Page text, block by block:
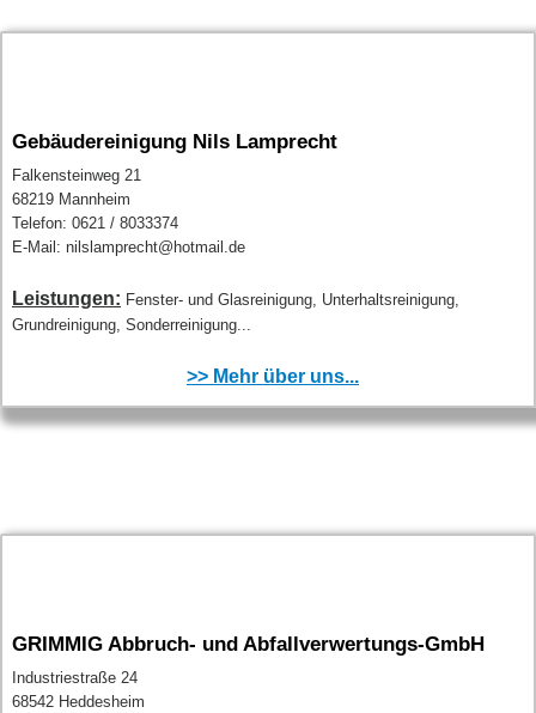
Gebäudereinigung Nils Lamprecht
Falkensteinweg 21
68219 Mannheim
Telefon: 0621 / 8033374
E-Mail: nilslamprecht@hotmail.de
Leistungen: Fenster- und Glasreinigung, Unterhaltsreinigung,
Grundreinigung, Sonderreinigung...
>> Mehr über uns...
GRIMMIG Abbruch- und Abfallverwertungs-GmbH
Industriestraße 24
68542 Heddesheim